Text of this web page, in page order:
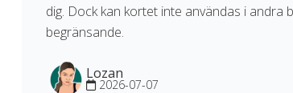
dig. Dock kan kortet inte användas i
begränsande.
Lozan
2026-07-07